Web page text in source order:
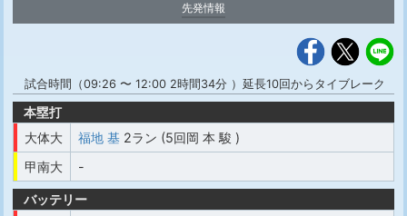
先発情報
試合時間（09:26 〜 12:00 2時間34分 ）延長10回からタイブレーク
本塁打
大体大
福地 基 2ラン (5回岡 本 駿 )
甲南大
-
バッテリー